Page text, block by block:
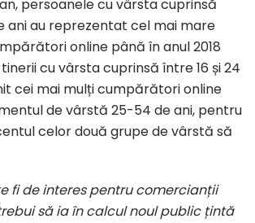
persoanele cu vârsta cuprinsă
ani au reprezentat cel mai mare
online până în anul 2018
tinerii cu vârsta cuprinsă între 16 și 24
cei mai mulți cumpărători online
de vârstă 25-54 de ani, pentru
celor două grupe de vârstă să
fi de interes pentru comercianții
să ia în calcul noul public țintă